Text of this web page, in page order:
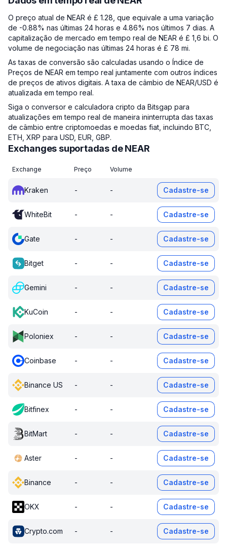
O preço atual de NEAR é £ 1.28, que equivale a uma variação
de -0.88% nas últimas 24 horas e 4.86% nos últimos 7 dias. A
capitalização de mercado em tempo real de NEAR é £ 1,6 bi. O
volume de negociação nas últimas 24 horas é £ 78 mi.
As taxas de conversão são calculadas usando o Índice de
Preços de NEAR em tempo real juntamente com outros índices
de preços de ativos digitais. A taxa de câmbio de NEAR/USD é
atualizada em tempo real.
Siga o conversor e calculadora cripto da Bitsgap para
atualizações em tempo real de maneira ininterrupta das taxas
de câmbio entre criptomoedas e moedas fiat, incluindo BTC,
ETH, XRP para USD, EUR, GBP.
Exchanges suportadas de NEAR
Exchange Preço Volume
Kraken - - Cadastre-se
WhiteBit - - Cadastre-se
Gate - - Cadastre-se
Bitget - - Cadastre-se
Gemini - - Cadastre-se
KuCoin - - Cadastre-se
Poloniex - - Cadastre-se
Coinbase - - Cadastre-se
Binance US - - Cadastre-se
Bitfinex - - Cadastre-se
BitMart - - Cadastre-se
Aster - - Cadastre-se
Binance - - Cadastre-se
OKX - - Cadastre-se
Crypto.com - - Cadastre-se